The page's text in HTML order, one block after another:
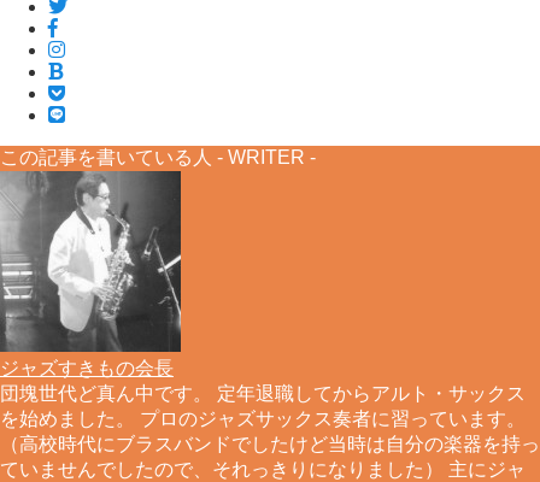
この記事を書いている人 - WRITER -
ジャズすきもの会長
団塊世代ど真ん中です。 定年退職してからアルト・サックス
を始めました。 プロのジャズサックス奏者に習っています。
（高校時代にブラスバンドでしたけど当時は自分の楽器を持っ
ていませんでしたので、それっきりになりました） 主にジャ